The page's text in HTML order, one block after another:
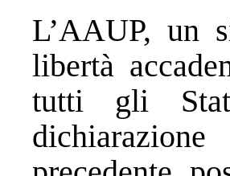
L’AAUP, un
libertà
tutti gli